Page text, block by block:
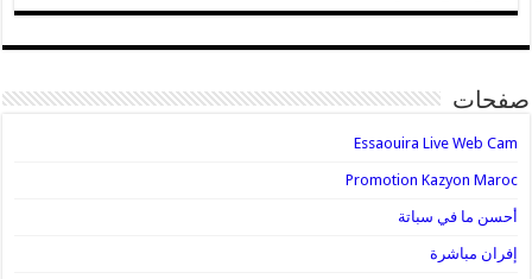
صفحات
Essaouira Live Web Cam
Promotion Kazyon Maroc
أحسن ما في سباتة
إفران مباشرة